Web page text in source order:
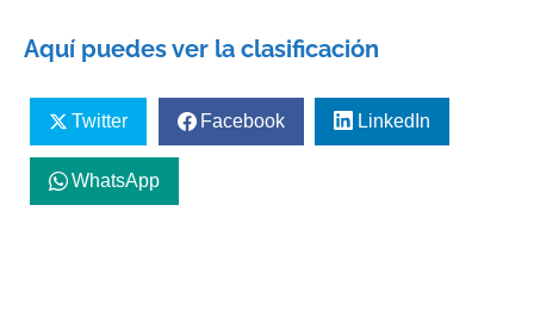
Aquí puedes ver la clasificación
Twitter Facebook LinkedIn
WhatsApp